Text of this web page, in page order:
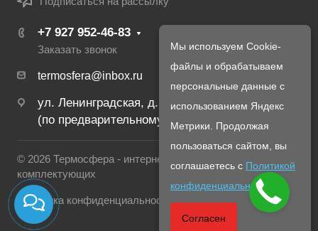
+7 927 952-46-83
Заказать звонок
termosfera@inbox.ru
ул. Ленинградская, д. 22
(по предварительному созвону с менеджером)
© 2026 Термосфера - интернет магазин печей и
комплектующих
Политика конфиденциальности
Мы используем Cookie-
файлы и обрабатываем
персональные данные с
использованием Яндекс
Метрики. Продолжая
пользоваться сайтом, вы
соглашаетесь с Политикой
конфиденциальности
Согласен